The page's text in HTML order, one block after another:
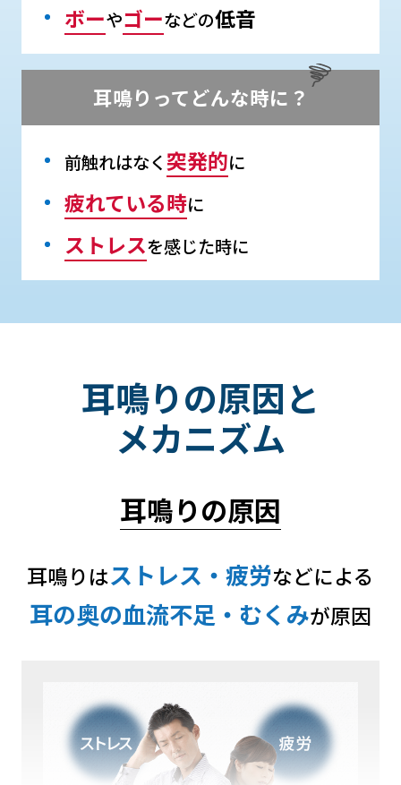
ボーやゴーなどの低音
耳鳴りってどんな時に？
前触れはなく突発的に
疲れている時に
ストレスを感じた時に
耳鳴りの原因と
メカニズム
耳鳴りの原因
耳鳴りはストレス・疲労などによる
耳の奥の血流不足・むくみが原因